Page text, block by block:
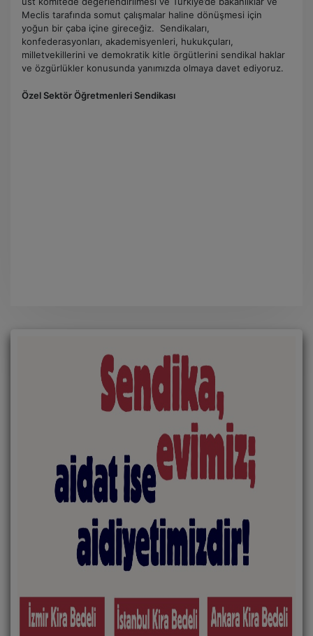
Meclis tarafında somut çalışmalar haline dönüşmesi için
yoğun bir çaba içine gireceğiz. Sendikaları,
konfederasyonları, akademisyenleri, hukukçuları,
milletvekillerini ve demokratik kitle örgütlerini sendikal haklar
ve özgürlükler konusunda yanımızda olmaya davet ediyoruz.
Özel Sektör Öğretmenleri Sendikası